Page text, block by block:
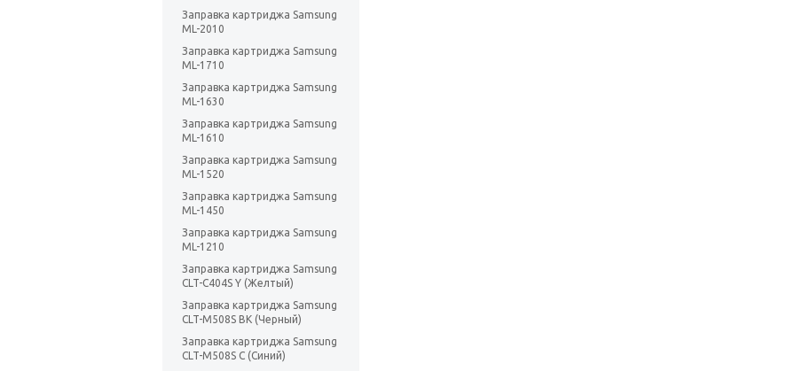
Заправка картриджа Samsung
ML-2010
Заправка картриджа Samsung
ML-1710
Заправка картриджа Samsung
ML-1630
Заправка картриджа Samsung
ML-1610
Заправка картриджа Samsung
ML-1520
Заправка картриджа Samsung
ML-1450
Заправка картриджа Samsung
ML-1210
Заправка картриджа Samsung
CLT-C404S Y (Желтый)
Заправка картриджа Samsung
CLT-M508S BK (Черный)
Заправка картриджа Samsung
CLT-M508S C (Синий)